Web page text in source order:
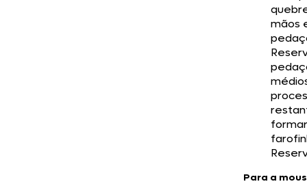
mãos
Para a